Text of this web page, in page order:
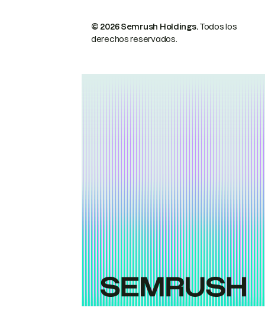
© 2026 Semrush Holdings.Todos los
derechos reservados.